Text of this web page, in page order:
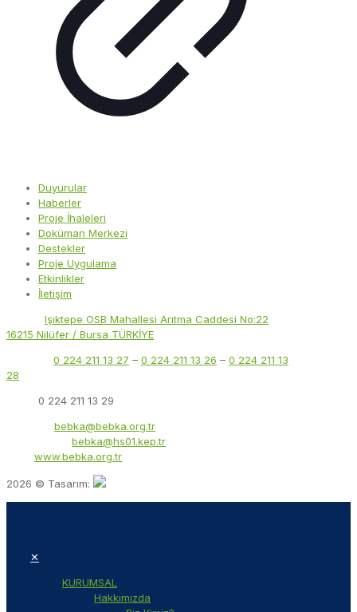
Duyurular
Haberler
Proje İhaleleri
Doküman Merkezi
Destekler
Proje Uygulama
Etkinlikler
İletişim
Işıktepe OSB Mahallesi Arıtma Caddesi No:22
16215 Nilüfer / Bursa TÜRKİYE
0 224 211 13 27 – 0 224 211 13 26 – 0 224 211 13
28
0 224 211 13 29
bebka@bebka.org.tr
bebka@hs01.kep.tr
www.bebka.org.tr
2026 © Tasarım:
✕
KURUMSAL
Hakkımızda